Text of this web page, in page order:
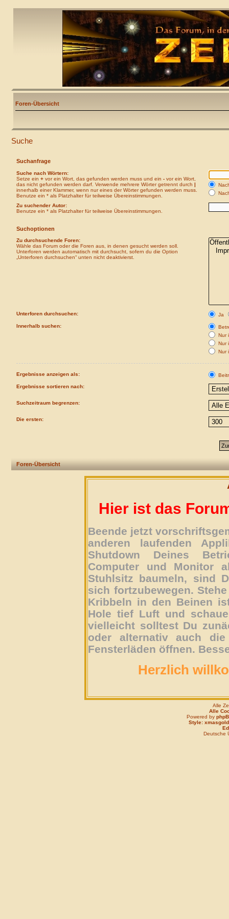
Foren-Übersicht
Suche
Suchanfrage
Suche nach Wörtern:
Setze ein + vor ein Wort, das gefunden werden muss und ein - vor ein Wort,
das nicht gefunden werden darf. Verwende mehrere Wörter getrennt durch |
innerhalb einer Klammer, wenn nur eines der Wörter gefunden werden muss.
Benutze ein * als Platzhalter für teilweise Übereinstimmungen.
Zu suchender Autor:
Benutze ein * als Platzhalter für teilweise Übereinstimmungen.
Suchoptionen
Zu durchsuchende Foren:
Wähle das Forum oder die Foren aus, in denen gesucht werden soll.
Unterforen werden automatisch mit durchsucht, sofern du die Option
„Unterforen durchsuchen“ unten nicht deaktivierst.
Unterforen durchsuchen:
Ja
Innerhalb suchen:
Nur
Nur
Nur
Ergebnisse anzeigen als:
Ergebnisse sortieren nach:
Suchzeitraum begrenzen:
Die ersten:
Foren-Übersicht
Hier ist das
Beende jetzt
anderen laufenden
Shutdown Deines
Computer und Monitor
Stuhlsitz baumeln, sind
sich fortzubewegen.
Kribbeln in den Beinen
Hole tief Luft und
vielleicht solltest Du
oder alternativ auch
Fensterläden öffnen.
Herzlich
Alle
Alle
Powered by
Style: xmasgold
Deutsche